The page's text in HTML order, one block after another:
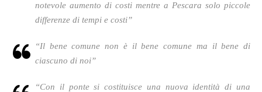
notevole aumento di costi mentre a Pescara solo piccole
differenze di tempi e costi”
“Il bene comune non è il bene comune ma il bene di
ciascuno di noi”
“Con il ponte si costituisce una nuova identità di una